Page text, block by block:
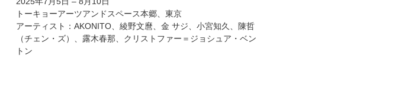
トーキョーアーツアンドスペース本郷、東京
アーティスト：AKONITO、綾野文麿、金 サジ、小宮知久、陳哲
（チェン・ズ）、露木春那、クリストファー＝ジョシュア・ベン
トン